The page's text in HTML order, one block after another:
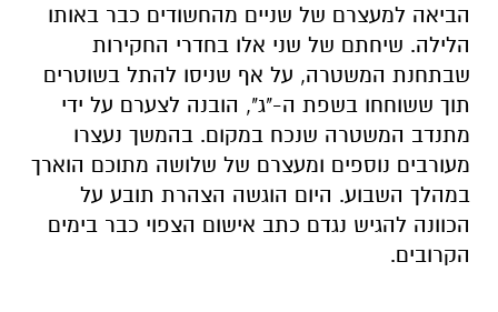
הביאה למעצרם של שניים מהחשודים כבר באותו
הלילה. שיחתם של שני אלו בחדרי החקירות
שבתחנת המשטרה, על אף שניסו להתל בשוטרים
תוך ששוחחו בשפת ה-"ג", הובנה לצערם על ידי
מתנדב המשטרה שנכח במקום. בהמשך נעצרו
מעורבים נוספים ומעצרם של שלושה מתוכם הוארך
במהלך השבוע. היום הוגשה הצהרת תובע על
הכוונה להגיש נגדם כתב אישום הצפוי כבר בימים
הקרובים.